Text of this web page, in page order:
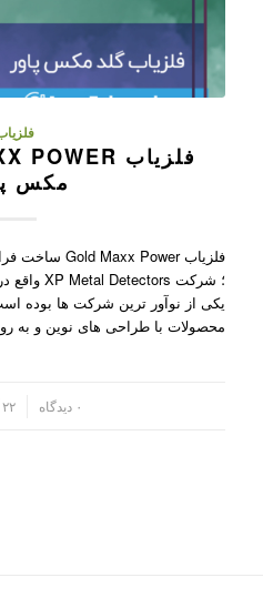
مکس
یکی از نوآور ترین شرکت ها بوده
محصولات با طراحی های نوین و به
۰ دیدگاه ۲۲ آبان ۱۴۰۳